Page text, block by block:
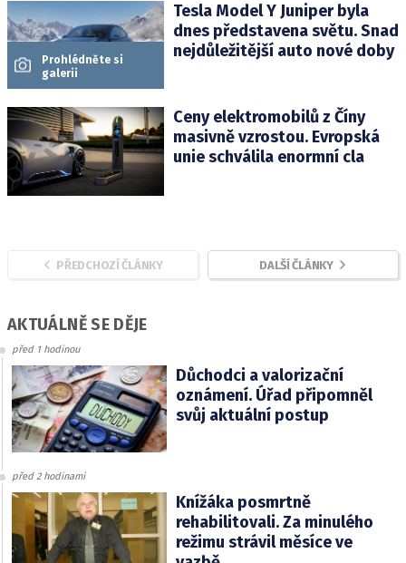
Prohlédněte si
galerii
Tesla Model Y Juniper byla
dnes představena světu. Snad
nejdůležitější auto nové doby
Ceny elektromobilů z Číny
masivně vzrostou. Evropská
unie schválila enormní cla
PŘEDCHOZÍ ČLÁNKY DALŠÍ ČLÁNKY
AKTUÁLNĚ SE DĚJE
před 1 hodinou
Důchodci a valorizační
oznámení. Úřad připomněl
svůj aktuální postup
před 2 hodinami
Knížáka posmrtně
rehabilitovali. Za minulého
režimu strávil měsíce ve